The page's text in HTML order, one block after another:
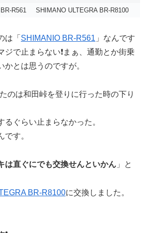
R561 SHIMANO ULTEGRA BR-R8100
は「 SHIMANIO BR-R561 」なんです
ジで止まらない❗️まぁ、通勤とか街乗
かとは思うのですが。
たのは和田峠を登りに行った時の下り
るぐらい止まらなかった。
です。
は直ぐにでも交換せんといかん 」と
BR-R8100に交換しました。